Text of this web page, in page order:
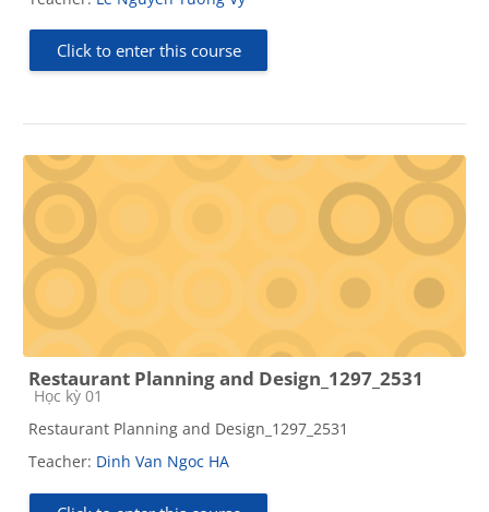
Click to enter this course
Restaurant Planning and Design_1297_2531
Course category
Học kỳ 01
Restaurant Planning and Design_1297_2531
Teacher: Dinh Van Ngoc HA